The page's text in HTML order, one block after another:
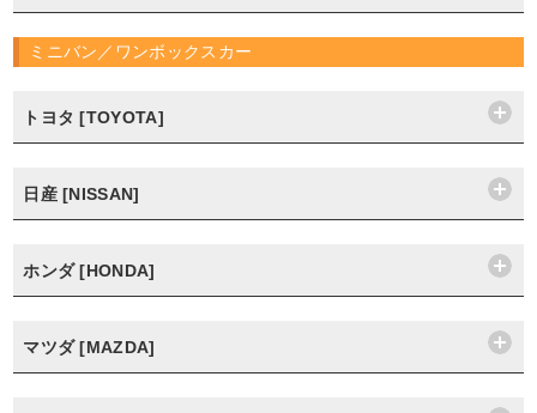
ミニバン／ワンボックスカー
トヨタ [TOYOTA]
日産 [NISSAN]
ホンダ [HONDA]
マツダ [MAZDA]